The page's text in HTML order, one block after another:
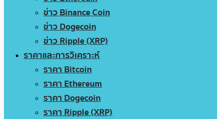
ข่าว Binance Coin
ข่าว Dogecoin
ข่าว Ripple (XRP)
ราคาและการวิเคราะห์
ราคา Bitcoin
ราคา Ethereum
ราคา Dogecoin
ราคา Ripple (XRP)